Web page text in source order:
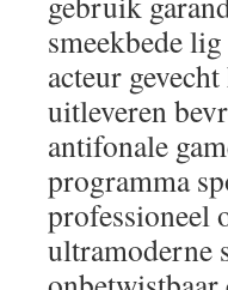
smeekbede
acteur
uitleveren
antifonale
programma
professioneel
ultramoderne